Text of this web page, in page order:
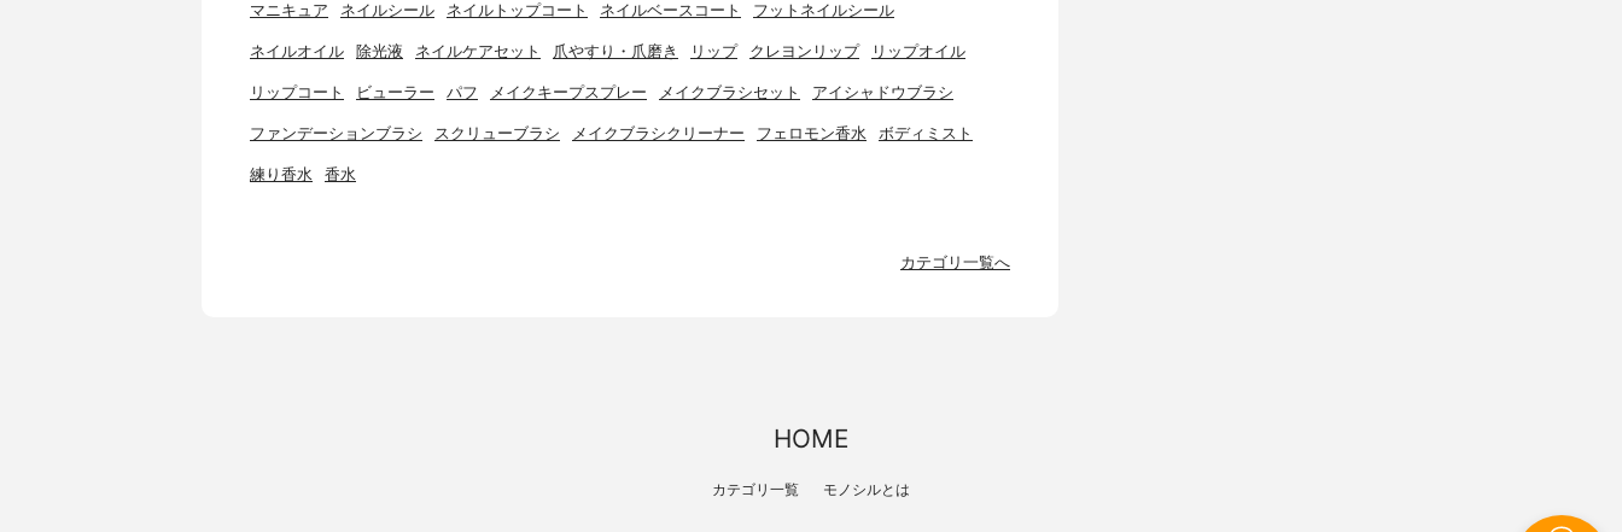
マニキュア ネイルシール ネイルトップコート ネイルベースコート フットネイルシール
ネイルオイル 除光液 ネイルケアセット 爪やすり・爪磨き リップ クレヨンリップ リップオイル
リップコート ビューラー パフ メイクキープスプレー メイクブラシセット アイシャドウブラシ
ファンデーションブラシ スクリューブラシ メイクブラシクリーナー フェロモン香水 ボディミスト
練り香水 香水
カテゴリ一覧へ
HOME
カテゴリ一覧 モノシルとは